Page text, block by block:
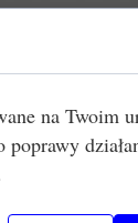
na Twoim